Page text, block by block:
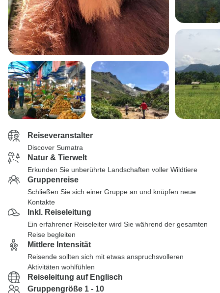
Reiseveranstalter
Discover Sumatra
Natur & Tierwelt
Erkunden Sie unberührte Landschaften voller Wildtiere
Gruppenreise
Schließen Sie sich einer Gruppe an und knüpfen neue
Kontakte
Inkl. Reiseleitung
Ein erfahrener Reiseleiter wird Sie während der gesamten
Reise begleiten
Mittlere Intensität
Reisende sollten sich mit etwas anspruchsvolleren
Aktivitäten wohlfühlen
Reiseleitung auf Englisch
Gruppengröße 1 - 10